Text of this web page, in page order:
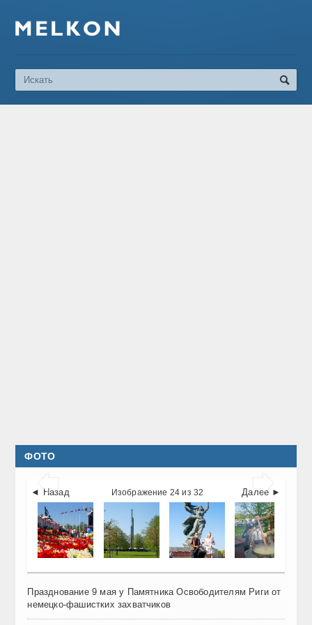
ФОТО
 
◄ Назад Далее ►
Изображение 24 из 32
Празднование 9 мая у Памятника Освободителям Риги от
немецко-фашистких захватчиков